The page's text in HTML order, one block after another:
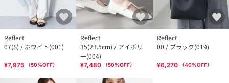
Reflect
07(S) / ホワイト(001)
¥7,975 （50%OFF）
Reflect
35(23.5cm) / アイボリ
ー(004)
¥7,480 （50%OFF）
Reflect
00 / ブラック(019)
¥6,270 （40%OFF）